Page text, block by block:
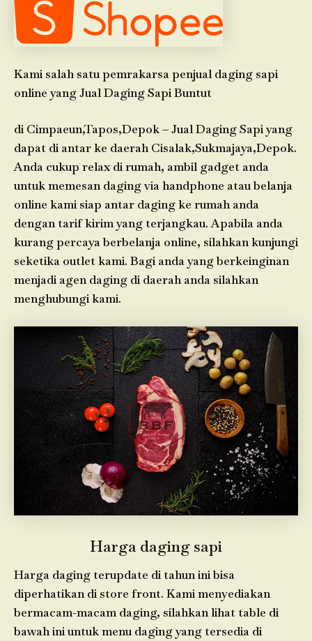
Kami salah satu pemrakarsa penjual daging sapi
online yang Jual Daging Sapi Buntut
di Cimpaeun,Tapos,Depok – Jual Daging Sapi yang
dapat di antar ke daerah Cisalak,Sukmajaya,Depok.
Anda cukup relax di rumah, ambil gadget anda
untuk memesan daging via handphone atau belanja
online kami siap antar daging ke rumah anda
dengan tarif kirim yang terjangkau. Apabila anda
kurang percaya berbelanja online, silahkan kunjungi
seketika outlet kami. Bagi anda yang berkeinginan
menjadi agen daging di daerah anda silahkan
menghubungi kami.
Harga daging sapi
Harga daging terupdate di tahun ini bisa
diperhatikan di store front. Kami menyediakan
bermacam-macam daging, silahkan lihat table di
bawah ini untuk menu daging yang tersedia di